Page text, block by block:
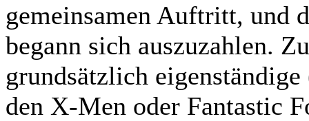
gemeinsamen Auftritt, und
begann sich auszuzahlen.
grundsätzlich
den X-Men oder Fantastic